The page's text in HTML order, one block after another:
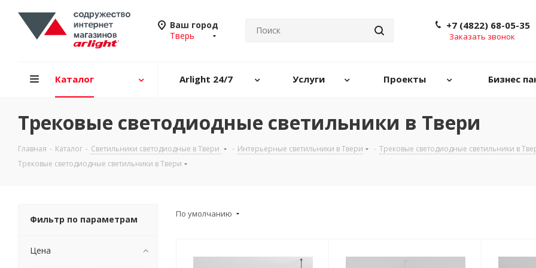
Ваш город
Тверь
+7 (4822) 68-05-35
Заказать звонок
Каталог Arlight 24/7 Услуги Проекты Бизнес
Трековые светодиодные светильники в Твери
Главная - Каталог - Светильники светодиодные в Твери - Интерьерные светильники в Твери - Трековые светодиодные светильники в
Трековые светодиодные светильники в Твери
По умолчанию
Фильтр по параметрам
Цена